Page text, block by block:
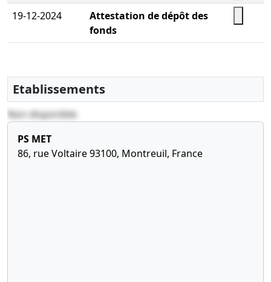
19-12-2024
Attestation de dépôt des
fonds
Etablissements
Non disponible
PS MET
86, rue Voltaire 93100, Montreuil, France